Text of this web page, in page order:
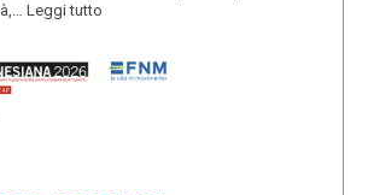
Leggi tutto
E